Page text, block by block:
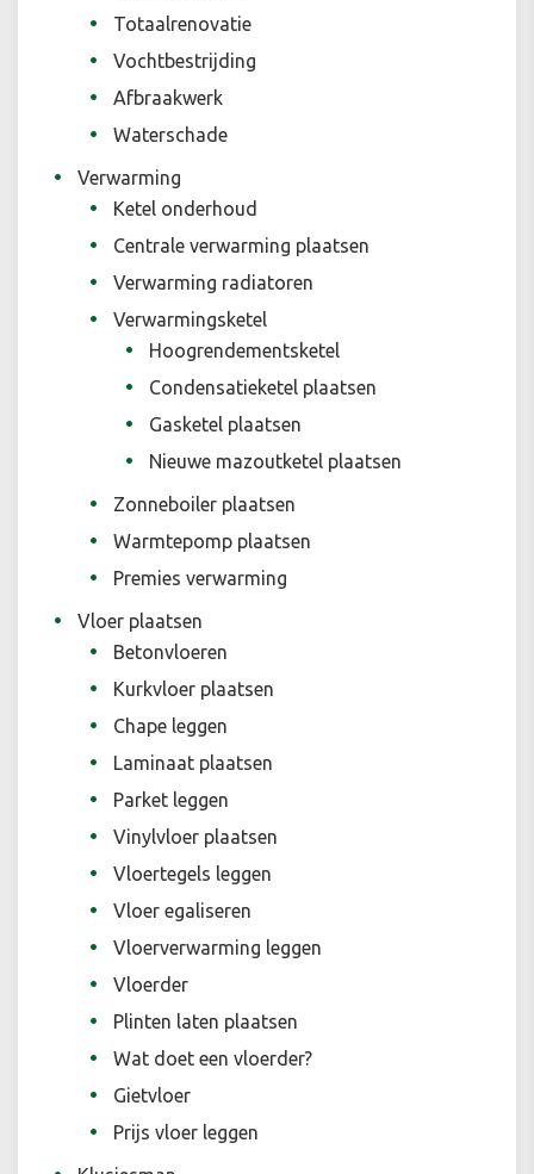
Totaalrenovatie
Vochtbestrijding
Afbraakwerk
Waterschade
Verwarming
Ketel onderhoud
Centrale verwarming plaatsen
Verwarming radiatoren
Verwarmingsketel
Hoogrendementsketel
Condensatieketel plaatsen
Gasketel plaatsen
Nieuwe mazoutketel plaatsen
Zonneboiler plaatsen
Warmtepomp plaatsen
Premies verwarming
Vloer plaatsen
Betonvloeren
Kurkvloer plaatsen
Chape leggen
Laminaat plaatsen
Parket leggen
Vinylvloer plaatsen
Vloertegels leggen
Vloer egaliseren
Vloerverwarming leggen
Vloerder
Plinten laten plaatsen
Wat doet een vloerder?
Gietvloer
Prijs vloer leggen